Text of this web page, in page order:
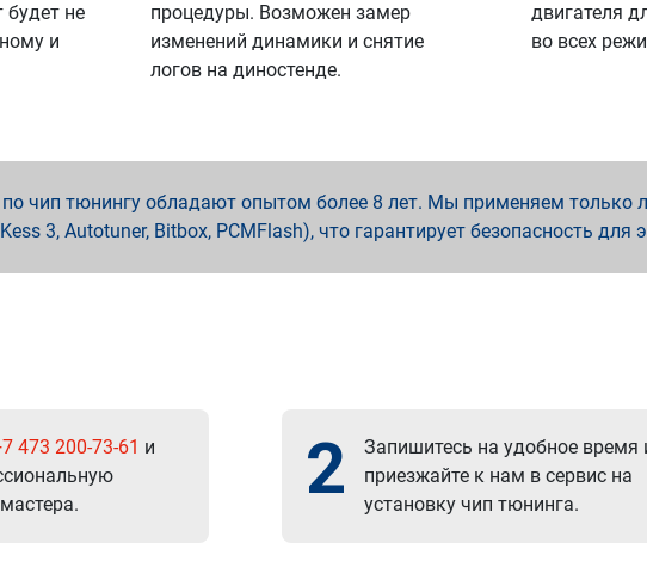
будет не
и
процедуры. Возможен замер
изменений динамики и снятие
логов на диностенде.
двигателя
во всех
чип тюнингу обладают опытом более 8 лет. Мы применяем только
3, Autotuner, Bitbox, PCMFlash), что гарантирует безопасность для
473 200-73-61 и
2
Запишитесь на удобное время
приезжайте к нам в сервис на
установку чип тюнинга.